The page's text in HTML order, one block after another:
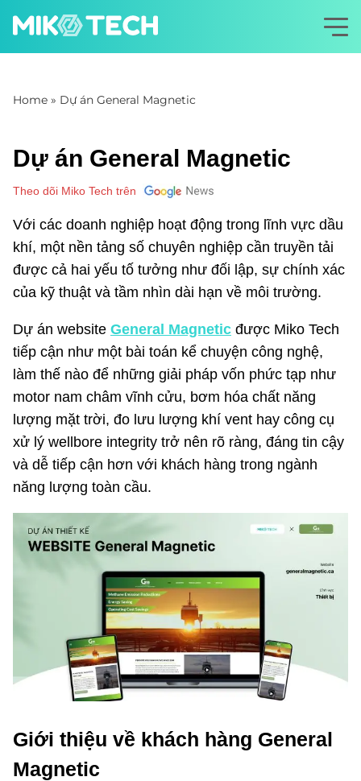
Home » Dự án General Magnetic
Dự án General Magnetic
Theo dõi Miko Tech trên
Với các doanh nghiệp hoạt động trong lĩnh vực dầu
khí, một nền tảng số chuyên nghiệp cần truyền tải
được cả hai yếu tố tưởng như đối lập, sự chính xác
của kỹ thuật và tầm nhìn dài hạn về môi trường.
Dự án website General Magnetic được Miko Tech
tiếp cận như một bài toán kể chuyện công nghệ,
làm thế nào để những giải pháp vốn phức tạp như
motor nam châm vĩnh cửu, bơm hóa chất năng
lượng mặt trời, đo lưu lượng khí vent hay công cụ
xử lý wellbore integrity trở nên rõ ràng, đáng tin cậy
và dễ tiếp cận hơn với khách hàng trong ngành
năng lượng toàn cầu.
Giới thiệu về khách hàng General
Magnetic